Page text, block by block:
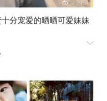
分宠爱的晒晒可爱妹妹